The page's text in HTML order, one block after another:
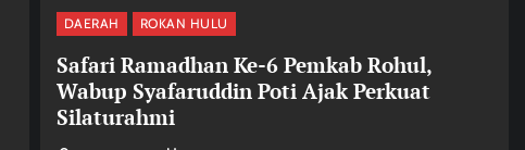
DAERAH ROKAN HULU
Safari Ramadhan Ke-6 Pemkab Rohul,
Wabup Syafaruddin Poti Ajak Perkuat
Silaturahmi